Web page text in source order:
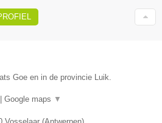
Goe en in de provincie Luik.
Google maps ▼